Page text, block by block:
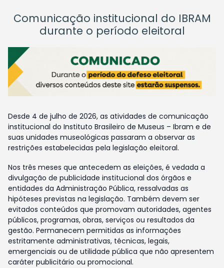
Comunicação institucional do IBRAM
durante o período eleitoral
Desde 4 de julho de 2026, as atividades de comunicação
institucional do Instituto Brasileiro de Museus – Ibram e de
suas unidades museológicas passaram a observar as
restrições estabelecidas pela legislação eleitoral.
Nos três meses que antecedem as eleições, é vedada a
divulgação de publicidade institucional dos órgãos e
entidades da Administração Pública, ressalvadas as
hipóteses previstas na legislação. Também devem ser
evitados conteúdos que promovam autoridades, agentes
públicos, programas, obras, serviços ou resultados da
gestão. Permanecem permitidas as informações
estritamente administrativas, técnicas, legais,
emergenciais ou de utilidade pública que não apresentem
caráter publicitário ou promocional.